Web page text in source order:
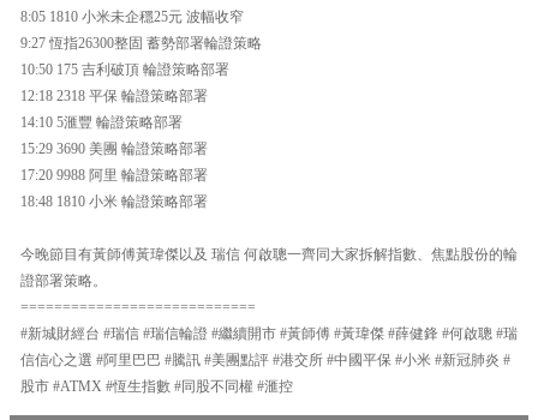
8:05 1810 小米未企穩25元 波幅收窄
9:27 恆指26300整固 蓄勢部署輪證策略
10:50 175 吉利破頂 輪證策略部署
12:18 2318 平保 輪證策略部署
14:10 5滙豐 輪證策略部署
15:29 3690 美團 輪證策略部署
17:20 9988 阿里 輪證策略部署
18:48 1810 小米 輪證策略部署
今晚節目有黃師傅黃瑋傑以及 瑞信 何啟聰一齊同大家拆解指數、焦點股份的輪
證部署策略。
============================
#新城財經台 #瑞信 #瑞信輪證 #繼續開市 #黃師傅 #黃瑋傑 #薛健鋒 #何啟聰 #瑞
信信心之選 #阿里巴巴 #騰訊 #美團點評 #港交所 #中國平保 #小米 #新冠肺炎 #
股市 #ATMX #恆生指數 #同股不同權 #滙控